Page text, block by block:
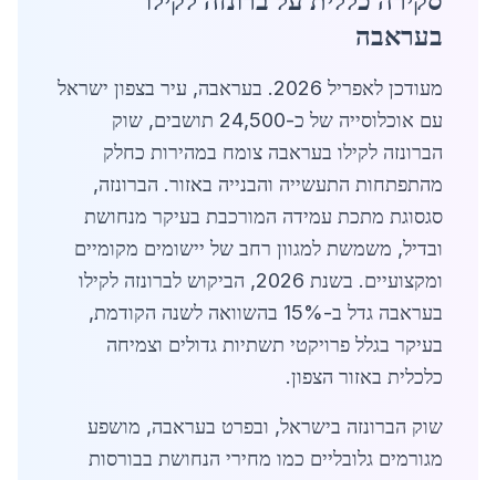
בעראבה
מעודכן לאפריל 2026. בעראבה, עיר בצפון ישראל
עם אוכלוסייה של כ-24,500 תושבים, שוק
הברונזה לקילו בעראבה צומח במהירות כחלק
מהתפתחות התעשייה והבנייה באזור. הברונזה,
סגסוגת מתכת עמידה המורכבת בעיקר מנחושת
ובדיל, משמשת למגוון רחב של יישומים מקומיים
ומקצועיים. בשנת 2026, הביקוש לברונזה לקילו
בעראבה גדל ב-15% בהשוואה לשנה הקודמת,
בעיקר בגלל פרויקטי תשתיות גדולים וצמיחה
כלכלית באזור הצפון.
שוק הברונזה בישראל, ובפרט בעראבה, מושפע
מגורמים גלובליים כמו מחירי הנחושת בבורסות